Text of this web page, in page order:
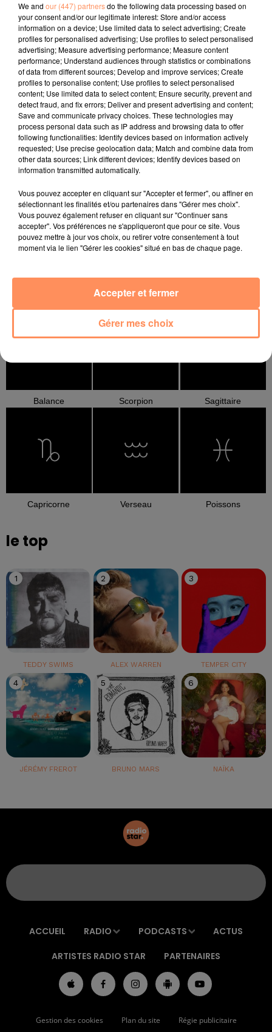
DAFT PUNK
Get Lucky
SOPRANO
Dj
NAIKA
One Track Mind
l'horoscope
Bélier Taureau Gémeaux
Lion
Balance Scorpion Sagittaire
Capricorne Verseau Poissons
le top
1
TEDDY SWIMS
2
ALEX WARREN
3
TEMPER CITY
4
JÉRÉMY FREROT
5
BRUNO MARS
6
NAÏKA
ACCUEIL RADIO PODCASTS ACTUS
ARTISTES RADIO STAR PARTENAIRES
Gestion des cookies Plan du site Régie publicitaire
We and our (447) partnersdo the following data processing based on
your consent and/or our legitimate interest: Store and/or access
information on a device; Use limited data to select advertising; Create
profiles for personalised advertising; Use profiles to select personalised
advertising; Measure advertising performance; Measure content
performance; Understand audiences through statistics or combinations
of data from different sources; Develop and improve services; Create
profiles to personalise content; Use profiles to select personalised
content; Use limited data to select content; Ensure security, prevent and
detect fraud, and fix errors; Deliver and present advertising and content;
Save and communicate privacy choices. These technologies may
process personal data such as IP address and browsing data to offer
following functionalities: Identify devices based on information actively
requested; Use precise geolocation data; Match and combine data from
other data sources; Link different devices; Identify devices based on
information transmitted automatically.
Vous pouvez accepter en cliquant sur "Accepter et fermer", ou affiner en
sélectionnant les finalités et/ou partenaires dans "Gérer mes choix".
Vous pouvez également refuser en cliquant sur "Continuer sans
accepter". Vos préférences ne s'appliqueront que pour ce site. Vous
pouvez mettre à jour vos choix, ou retirer votre consentement à tout
moment via le lien "Gérer les cookies" situé en bas de chaque page.
Gérer mes choix
Accepter et fermer